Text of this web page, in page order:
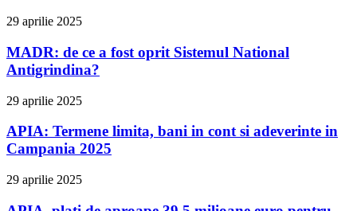
29 aprilie 2025
MADR: de ce a fost oprit Sistemul National
Antigrindina?
29 aprilie 2025
APIA: Termene limita, bani in cont si adeverinte in
Campania 2025
29 aprilie 2025